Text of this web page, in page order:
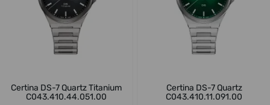
Certina DS-7 Quartz Titanium
C043.410.44.051.00
Certina DS-7 Quartz
C043.410.11.091.00